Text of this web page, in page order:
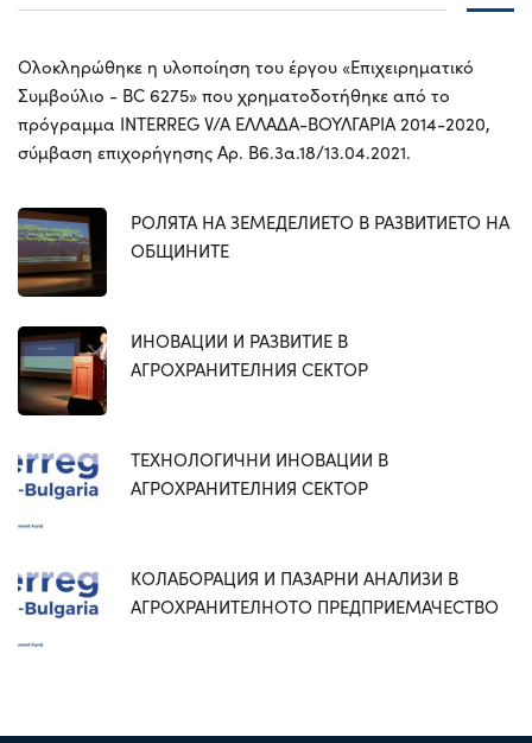
Ολοκληρώθηκε η υλοποίηση του έργου «Επιχειρηματικό
Συμβούλιο - BC 6275» που χρηματοδοτήθηκε από το
πρόγραμμα INTERREG V/A ΕΛΛΑΔΑ-ΒΟΥΛΓΑΡΙΑ 2014-2020,
σύμβαση επιχορήγησης Αρ. Β6.3α.18/13.04.2021.
РОЛЯТА НА ЗЕМЕДЕЛИЕТО В РАЗВИТИЕТО НА
ОБЩИНИТЕ
ИНОВАЦИИ И РАЗВИТИЕ В
АГРОХРАНИТЕЛНИЯ СЕКТОР
ТЕХНОЛОГИЧНИ ИНОВАЦИИ В
АГРОХРАНИТЕЛНИЯ СЕКТОР
КОЛАБОРАЦИЯ И ПАЗАРНИ АНАЛИЗИ В
АГРОХРАНИТЕЛНОТО ПРЕДПРИЕМАЧЕСТВО